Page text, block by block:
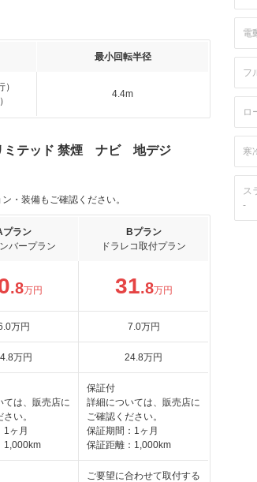
最小回転半径
4.4m
リミテッド 禁煙 ナビ 地デジ
・装備もご確認ください。
プラン
バープラン
Bプラン
ドラレコ取付プラン
.8万円 31.8万円
.0万円 7.0万円
.8万円 24.8万円
ては、販売店に
い。
1ヶ月
1,000km
保証付
詳細については、販売店に
ご確認ください。
保証期間：1ヶ月
保証距離：1,000km
ご要望に合わせて取付する
電
フ
ロ
寒
ス
-